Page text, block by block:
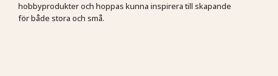
hobbyprodukter och hoppas kunna inspirera till skapande
för både stora och små.